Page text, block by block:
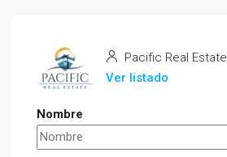
Pacific Real Estate
Ver listado
Nombre